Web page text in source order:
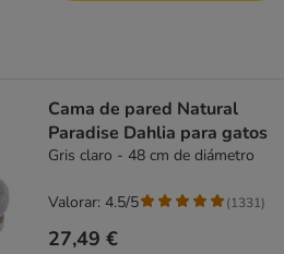
Cama de pared Natural
Paradise Dahlia para gatos
Gris claro - 48 cm de diámetro
27,49 €
Valorar: 4.5/5 (1331)